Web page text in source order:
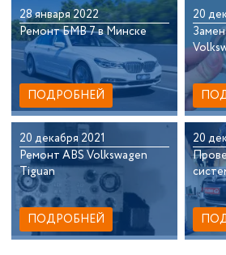
28 января 2022
Ремонт БМВ 7 в Минске
ПОДРОБНЕЙ
20
20 декабря 2021
Ремонт ABS Volkswagen
Tiguan
ПОДРОБНЕЙ
20